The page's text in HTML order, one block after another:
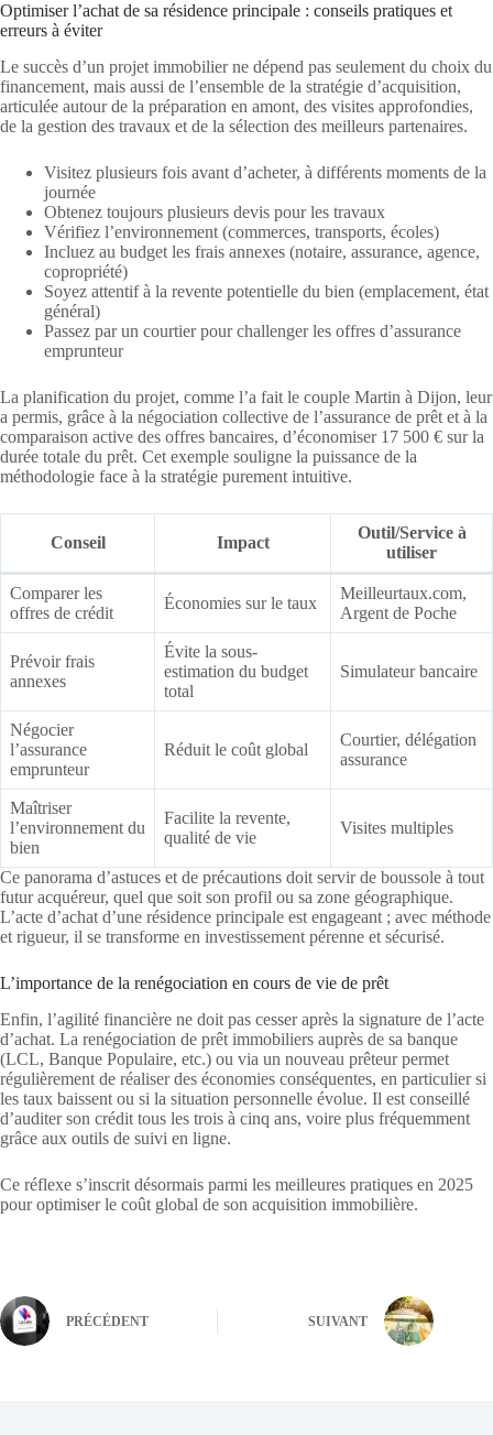
Optimiser l’achat de sa résidence principale : conseils pratiques et
erreurs à éviter
Le succès d’un projet immobilier ne dépend pas seulement du choix du
financement, mais aussi de l’ensemble de la stratégie d’acquisition,
articulée autour de la préparation en amont, des visites approfondies,
de la gestion des travaux et de la sélection des meilleurs partenaires.
Visitez plusieurs fois avant d’acheter, à différents moments de la
journée
Obtenez toujours plusieurs devis pour les travaux
Vérifiez l’environnement (commerces, transports, écoles)
Incluez au budget les frais annexes (notaire, assurance, agence,
copropriété)
Soyez attentif à la revente potentielle du bien (emplacement, état
général)
Passez par un courtier pour challenger les offres d’assurance
emprunteur
La planification du projet, comme l’a fait le couple Martin à Dijon, leur
a permis, grâce à la négociation collective de l’assurance de prêt et à la
comparaison active des offres bancaires, d’économiser 17 500 € sur la
durée totale du prêt. Cet exemple souligne la puissance de la
méthodologie face à la stratégie purement intuitive.
Conseil Impact
Outil/Service à
utiliser
Comparer les
offres de crédit
Économies sur le taux
Meilleurtaux.com,
Argent de Poche
Prévoir frais
annexes
Évite la sous-
estimation du budget
total
Simulateur bancaire
Négocier
l’assurance
emprunteur
Réduit le coût global
Courtier, délégation
assurance
Maîtriser
l’environnement du
bien
Facilite la revente,
qualité de vie
Visites multiples
Ce panorama d’astuces et de précautions doit servir de boussole à tout
futur acquéreur, quel que soit son profil ou sa zone géographique.
L’acte d’achat d’une résidence principale est engageant ; avec méthode
et rigueur, il se transforme en investissement pérenne et sécurisé.
L’importance de la renégociation en cours de vie de prêt
Enfin, l’agilité financière ne doit pas cesser après la signature de l’acte
d’achat. La renégociation de prêt immobiliers auprès de sa banque
(LCL, Banque Populaire, etc.) ou via un nouveau prêteur permet
régulièrement de réaliser des économies conséquentes, en particulier si
les taux baissent ou si la situation personnelle évolue. Il est conseillé
d’auditer son crédit tous les trois à cinq ans, voire plus fréquemment
grâce aux outils de suivi en ligne.
Ce réflexe s’inscrit désormais parmi les meilleures pratiques en 2025
pour optimiser le coût global de son acquisition immobilière.
PRÉCÉDENT SUIVANT